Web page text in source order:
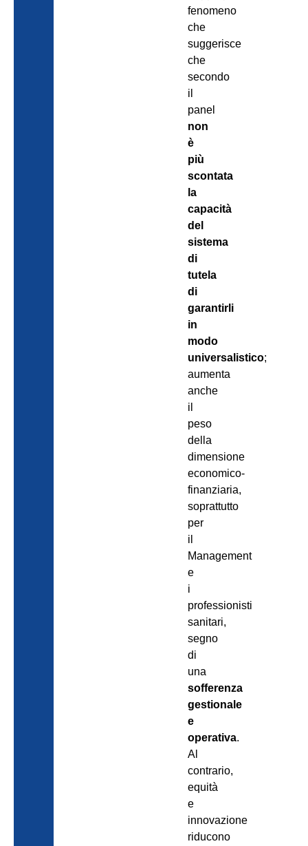
fenomeno
che
suggerisce
che
secondo
il
panel
non
è
più
scontata
la
capacità
del
sistema
di
tutela
di
garantirli
in
modo
universalistico;
aumenta
anche
il
peso
della
dimensione
economico-
finanziaria,
soprattutto
per
il
Management
e
i
professionisti
sanitari,
segno
di
una
sofferenza
gestionale
e
operativa.
Al
contrario,
equità
e
innovazione
riducono